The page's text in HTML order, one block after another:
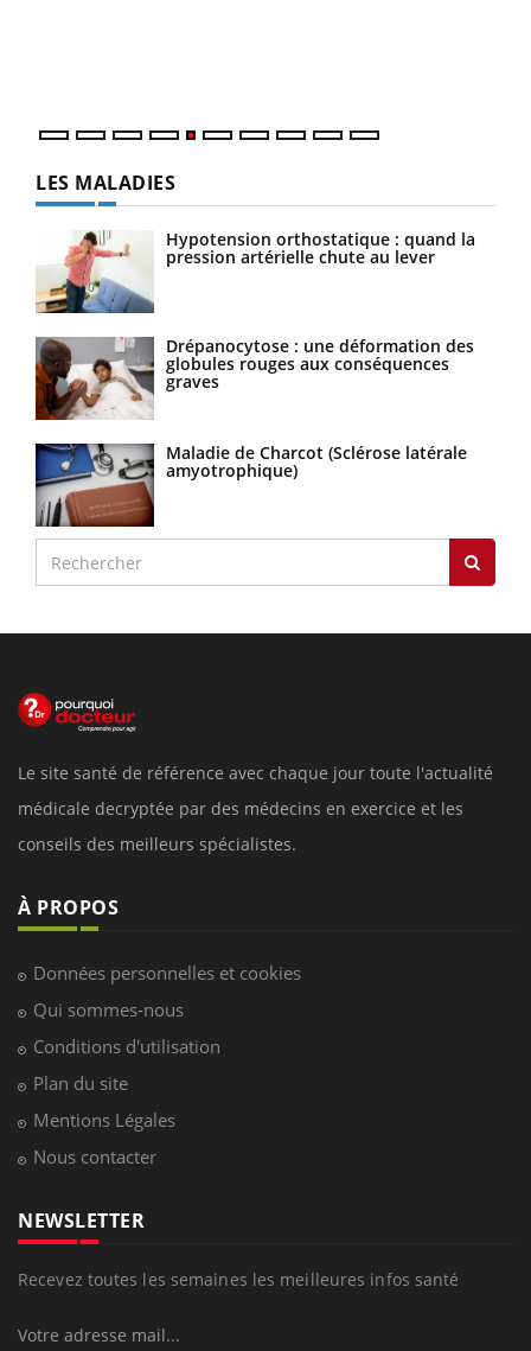
LES MALADIES
Hypotension orthostatique : quand la
pression artérielle chute au lever
Drépanocytose : une déformation des
globules rouges aux conséquences
graves
Maladie de Charcot (Sclérose latérale
amyotrophique)
Le site santé de référence avec chaque jour toute l'actualité
médicale decryptée par des médecins en exercice et les
conseils des meilleurs spécialistes.
À PROPOS
Données personnelles et cookies
Qui sommes-nous
Conditions d'utilisation
Plan du site
Mentions Légales
Nous contacter
NEWSLETTER
Recevez toutes les semaines les meilleures infos santé